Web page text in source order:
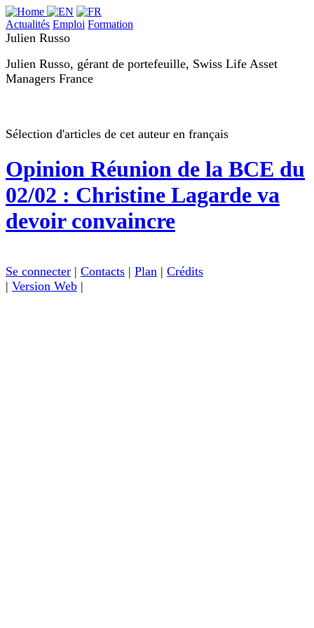
Actualités Emploi Formation
Julien Russo
Julien Russo, gérant de portefeuille, Swiss Life Asset
Managers France
Sélection d'articles de cet auteur en français
Opinion Réunion de la BCE du
02/02 : Christine Lagarde va
devoir convaincre
Se connecter | Contacts | Plan | Crédits
| Version Web |